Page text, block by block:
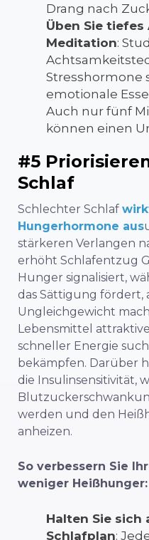
Drang nach
Üben Sie
Meditation:
Stresshormone
emotionale
Auch nur fünf
können einen
#5
Schlaf
Schlechter Schlaf
Hungerhormone aus
stärkeren Verlangen
erhöht Schlafentzug
Hunger signalisiert,
das Sättigung fördert,
Ungleichgewicht
Lebensmittel
schneller Energie
bekämpfen. Darüber
die Insulinsensitivität,
werden und den
anheizen.
So verbessern Sie
weniger Heißhunger:
Halten Sie sich
Schlafplan: